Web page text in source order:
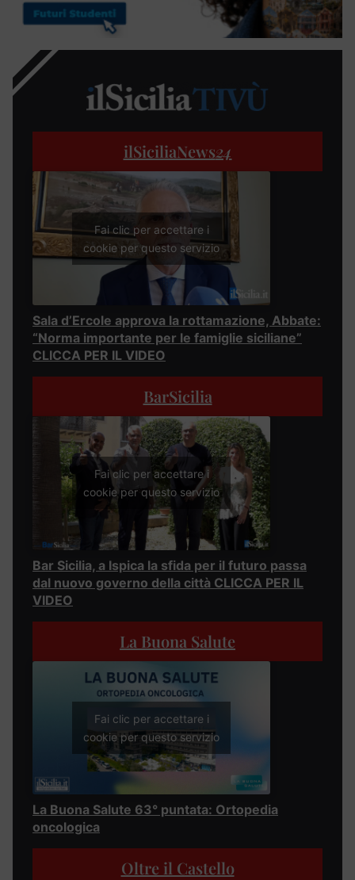
ilSiciliaNews24
Fai clic per accettare i
cookie per questo servizio
Sala d’Ercole approva la rottamazione, Abbate:
“Norma importante per le famiglie siciliane”
CLICCA PER IL VIDEO
BarSicilia
Fai clic per accettare i
cookie per questo servizio
Bar Sicilia, a Ispica la sfida per il futuro passa
dal nuovo governo della città CLICCA PER IL
VIDEO
La Buona Salute
Fai clic per accettare i
cookie per questo servizio
La Buona Salute 63° puntata: Ortopedia
oncologica
Oltre il Castello